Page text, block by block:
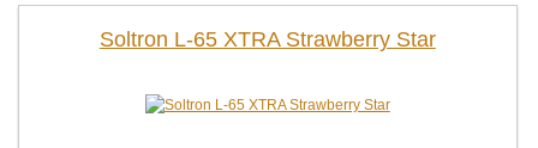
Soltron L-65 XTRA Strawberry Star